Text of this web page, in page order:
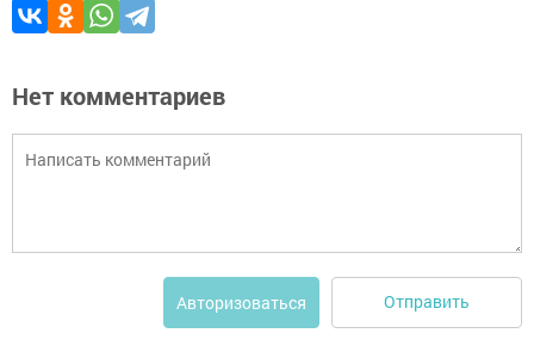
Нет комментариев
Авторизоваться Отправить